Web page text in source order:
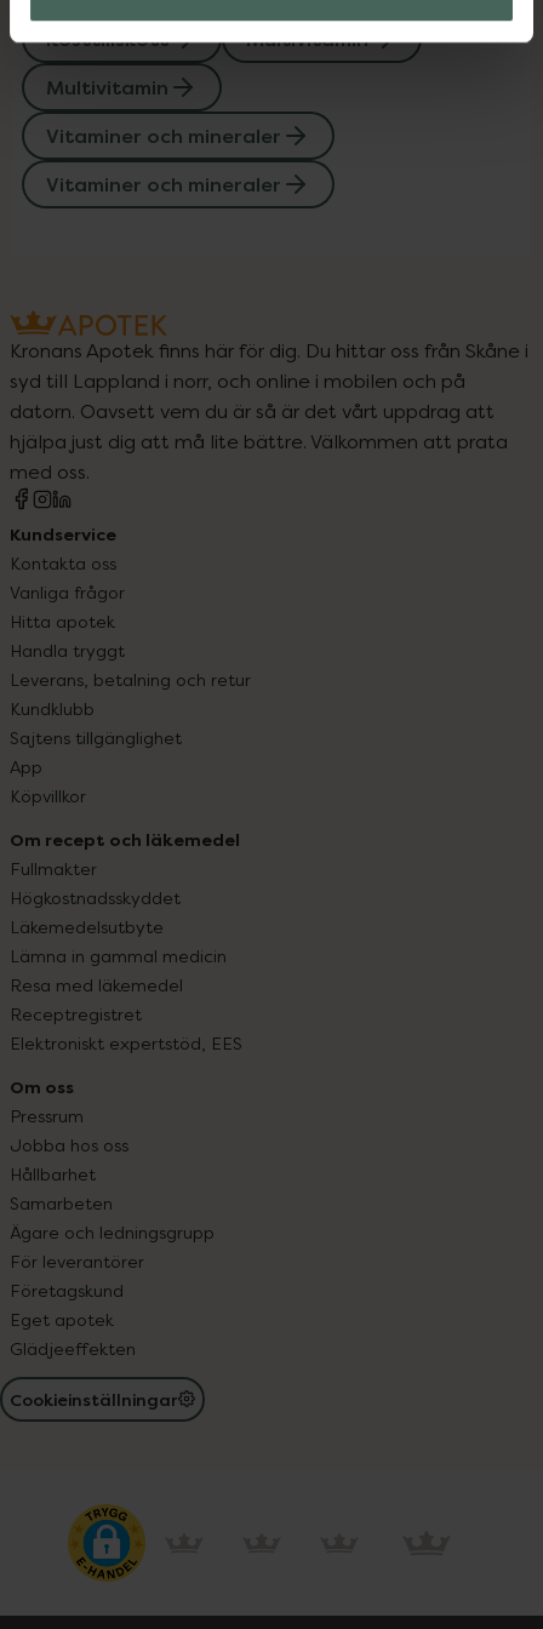
Kosttillskott
Multivitamin
Multivitamin
Vitaminer och mineraler
Vitaminer och mineraler
Kronans Apotek finns här för dig. Du hittar oss från Skåne i
syd till Lappland i norr, och online i mobilen och på
datorn. Oavsett vem du är så är det vårt uppdrag att
hjälpa just dig att må lite bättre. Välkommen att prata
med oss.
Kundservice
Kontakta oss
Vanliga frågor
Hitta apotek
Handla tryggt
Leverans, betalning och retur
Kundklubb
Sajtens tillgänglighet
App
Köpvillkor
Om recept och läkemedel
Fullmakter
Högkostnadsskyddet
Läkemedelsutbyte
Lämna in gammal medicin
Resa med läkemedel
Receptregistret
Elektroniskt expertstöd, EES
Om oss
Pressrum
Jobba hos oss
Hållbarhet
Samarbeten
Ägare och ledningsgrupp
För leverantörer
Företagskund
Eget apotek
Glädjeeffekten
Cookieinställningar